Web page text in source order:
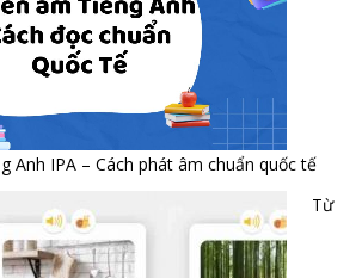
Anh IPA – Cách phát âm chuẩn quốc tế
Từ